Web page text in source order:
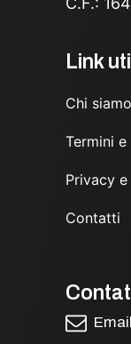
Link
Chi siamo
Termini
Privacy
Contatti
Email